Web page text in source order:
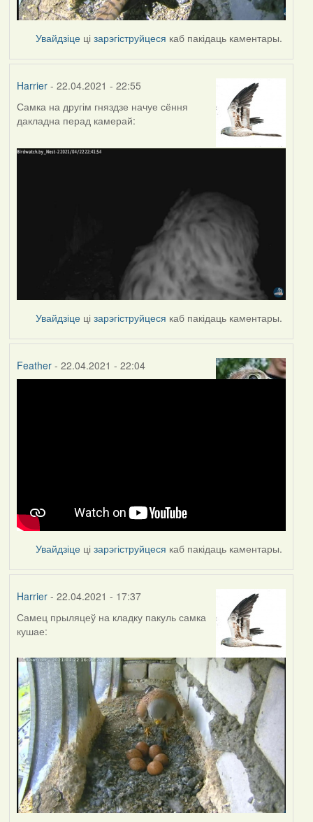
Увайдзіце цізарэгіструйцеся каб пакідаць каментары.
Harrier- 22.04.2021 - 22:55
Самка на другім гняздзе начуе сёння
дакладна перад камерай:
Увайдзіце цізарэгіструйцеся каб пакідаць каментары.
Feather- 22.04.2021 - 22:04
Увайдзіце цізарэгіструйцеся каб пакідаць каментары.
Harrier- 22.04.2021 - 17:37
Самец прыляцеў на кладку пакуль самка
кушае: